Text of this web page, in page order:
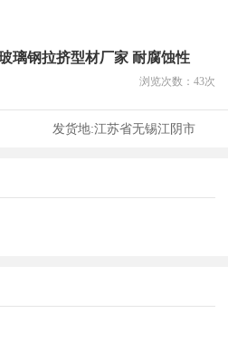
璃钢拉挤型材厂家 耐腐蚀性
浏览次数： 43次
发货地:江苏省无锡江阴市